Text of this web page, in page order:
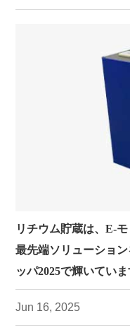
リチウム貯蔵は、E-
最先端ソリューショ
ッパ2025で輝いてい
Jun 16, 2025